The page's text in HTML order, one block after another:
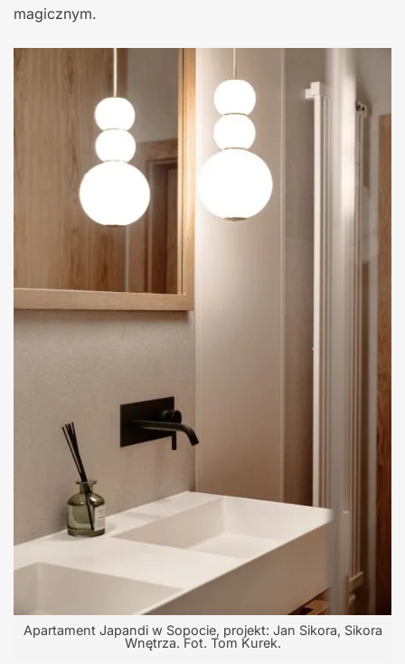
magicznym.
Apartament Japandi w Sopocie, projekt: Jan Sikora, Sikora
Wnętrza. Fot. Tom Kurek.